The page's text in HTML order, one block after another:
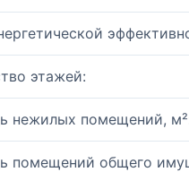
этажей:
нежилых помещений,
помещений общего